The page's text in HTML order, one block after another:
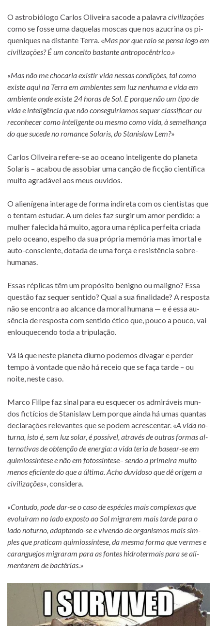
O as­tro­bió­logo Carlos Oliveira sa­code a pa­la­vraci­vi­li­za­ções
como se fosse uma da­que­las mos­cas que nos azu­crina os pi­
que­ni­ques na dis­tante Terra. «Mas por que raio se pensa logo em
ci­vi­li­za­ções? É um con­ceito bas­tante an­tro­po­cên­trico.»
«Mas não me cho­ca­ria exis­tir vida nes­sas con­di­ções, tal como
existe aqui na Terra em am­bi­en­tes sem luz ne­nhuma e vida em
am­bi­ente onde existe 24 ho­ras de Sol. E por­que não um tipo de
vida e in­te­li­gên­cia que não con­se­gui­ría­mos se­quer clas­si­fi­car ou
re­co­nhe­cer como in­te­li­gente ou mesmo como vida, à se­me­lhança
do que su­cede no ro­mance Solaris, do Stanislaw Lem?»
Carlos Oliveira refere-se ao oce­ano in­te­li­gente do pla­neta
Solaris – aca­bou de as­so­biar uma can­ção de fic­ção ci­en­tí­fica
muito agra­dá­vel aos meus ouvidos.
O ali­e­ní­gena in­te­rage de forma in­di­reta com os ci­en­tis­tas que
o ten­tam es­tu­dar. A um de­les faz sur­gir um amor per­dido: a
mu­lher fa­le­cida há muito, agora uma ré­plica per­feita cri­ada
pelo oce­ano, es­pe­lho da sua pró­pria me­mó­ria mas imor­tal e
auto-consciente, do­tada de uma força e re­sis­tên­cia sobre-
humanas.
Essas ré­pli­cas têm um pro­pó­sito be­nigno ou ma­ligno? Essa
ques­tão faz se­quer sen­tido? Qual a sua fi­na­li­dade? A res­posta
não se en­con­tra ao al­cance da mo­ral hu­mana — e é essa au­
sên­cia de res­posta com sen­tido ético que, pouco a pouco, vai
en­lou­que­cendo toda a tripulação.
Vá lá que neste pla­neta diurno po­de­mos di­va­gar e per­der
tempo à von­tade que não há re­ceio que se faça tarde – ou
noite, neste caso.
Marco Filipe faz si­nal para eu es­que­cer os ad­mi­rá­veis mun­
dos fic­tí­cios de Stanislaw Lem por­que ainda há umas quan­tas
de­cla­ra­ções re­le­van­tes que se po­dem acres­cen­tar. «A vida no­
turna, isto é, sem luz so­lar, é pos­sí­vel, atra­vés de ou­tras for­mas al­
ter­na­ti­vas de ob­ten­ção de ener­gia: a vida te­ria de basear-se em
qui­mi­os­sín­tese e não em fo­tos­sín­tese– sendo a pri­meira muito
me­nos efi­ci­ente do que a úl­tima. Acho du­vi­doso que dê ori­gem a
ci­vi­li­za­ções», con­si­dera.
«Contudo, pode dar-se o caso de es­pé­cies mais com­ple­xas que
evo­luí­ram no lado ex­posto ao Sol mi­gra­rem mais tarde para o
lado no­turno, adaptando-se e vi­vendo de or­ga­nis­mos mais sim­
ples que pra­ti­cam qui­mi­os­sín­tese, da mesma forma que ver­mes e
ca­ran­gue­jos mi­gra­ram para as fon­tes hi­dro­ter­mais para se ali­
men­ta­rem de bac­té­rias.»